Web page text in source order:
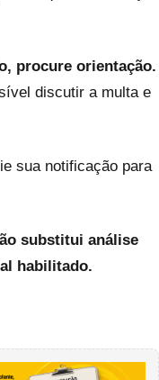
procure orientação.
discutir a multa e
sua notificação para
substitui análise
habilitado.